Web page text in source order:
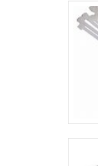
hoje
time